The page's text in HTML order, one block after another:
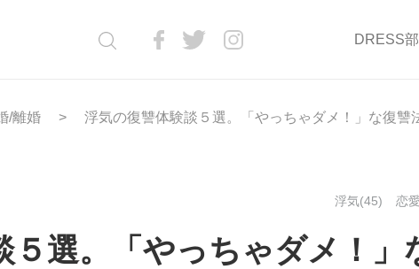
DRESS
/離婚 浮気の復讐体験談５選。「やっちゃダメ！」な復讐
浮気(45) 恋
５選。「やっちゃダメ！」